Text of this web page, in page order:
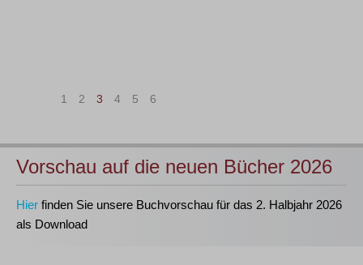
1 2 3 4 5 6
Vorschau auf die neuen Bücher 2026
Hier finden Sie unsere Buchvorschau für das 2. Halbjahr 2026
als Download